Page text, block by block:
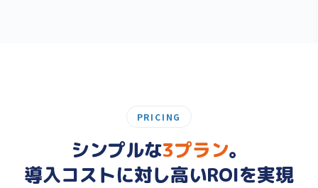
PRICING
シンプルな3プラン。
導入コストに対し高いROIを実現